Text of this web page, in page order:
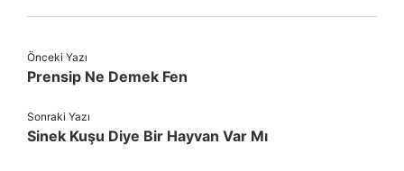
Önceki Yazı
Prensip Ne Demek Fen
Sonraki Yazı
Sinek Kuşu Diye Bir Hayvan Var Mı